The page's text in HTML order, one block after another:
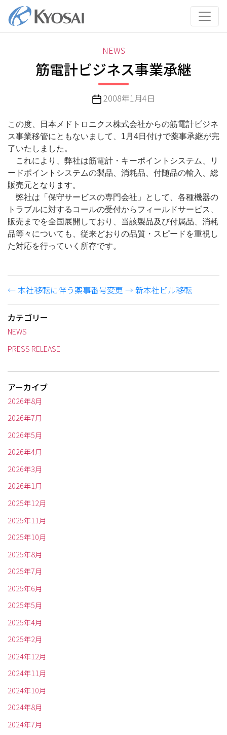
テ
カ
テ
ゴ
リ
ー
NEWS
筋電計ビジネス事業承継
投
日
2008年1月4日
この度、日本メドトロニクス株式会社からの筋電計ビジネ
ス事業移管にともないまして、1月4日付けで薬事承継が完
了いたしました。
これにより、弊社は筋電計・キーポイントシステム、リ
ードポイントシステムの製品、消耗品、付随品の輸入、総
販売元となります。
弊社は「保守サービスの専門会社」として、各種機器の
トラブルに対するコールの受付からフィールドサービス、
販売までを全国展開しており、当該製品及び付属品、消耗
品等々についても、従来どおりの品質・スピードを重視し
た対応を行っていく所存です。
←本社移転に伴う薬事番号変更 →新本社ビル移転
カテゴリー
NEWS
PRESS RELEASE
アーカイブ
2026年8月
2026年7月
2026年5月
2026年4月
2026年3月
2026年1月
2025年12月
2025年11月
2025年10月
2025年8月
2025年7月
2025年6月
2025年5月
2025年4月
2025年2月
2024年12月
2024年11月
2024年10月
2024年8月
2024年7月